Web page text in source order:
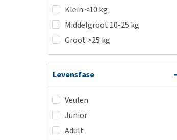
Klein <10 kg
Middelgroot 10-25 kg
Groot >25 kg
Levensfase
Veulen
Junior
Adult